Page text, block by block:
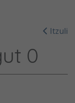
Itzuli
0